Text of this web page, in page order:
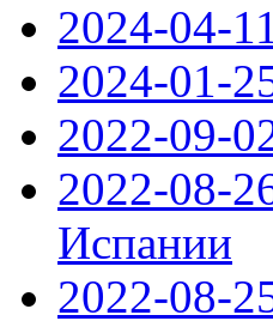
2024-04-
2024-01-
2022-09-
2022-08-
Испании
2022-08-